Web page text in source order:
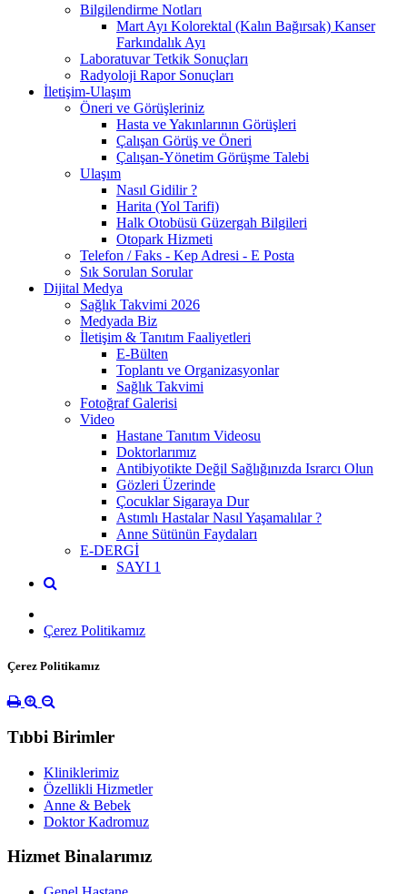
Bilgilendirme Notları
Mart Ayı Kolorektal (Kalın Bağırsak) Kanser
Farkındalık Ayı
Laboratuvar Tetkik Sonuçları
Radyoloji Rapor Sonuçları
İletişim-Ulaşım
Öneri ve Görüşleriniz
Hasta ve Yakınlarının Görüşleri
Çalışan Görüş ve Öneri
Çalışan-Yönetim Görüşme Talebi
Ulaşım
Nasıl Gidilir ?
Harita (Yol Tarifi)
Halk Otobüsü Güzergah Bilgileri
Otopark Hizmeti
Telefon / Faks - Kep Adresi - E Posta
Sık Sorulan Sorular
Dijital Medya
Sağlık Takvimi 2026
Medyada Biz
İletişim & Tanıtım Faaliyetleri
E-Bülten
Toplantı ve Organizasyonlar
Sağlık Takvimi
Fotoğraf Galerisi
Video
Hastane Tanıtım Videosu
Doktorlarımız
Antibiyotikte Değil Sağlığınızda Israrcı Olun
Gözleri Üzerinde
Çocuklar Sigaraya Dur
Astımlı Hastalar Nasıl Yaşamalılar ?
Anne Sütünün Faydaları
E-DERGİ
SAYI 1
Çerez Politikamız
Çerez Politikamız
Tıbbi Birimler
Kliniklerimiz
Özellikli Hizmetler
Anne & Bebek
Doktor Kadromuz
Hizmet Binalarımız